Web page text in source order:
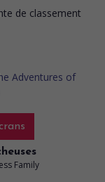
Family